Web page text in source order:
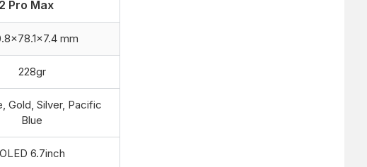
Pro Max
mm
228gr
Gold, Silver, Pacific
Blue
OLED 6.7inch